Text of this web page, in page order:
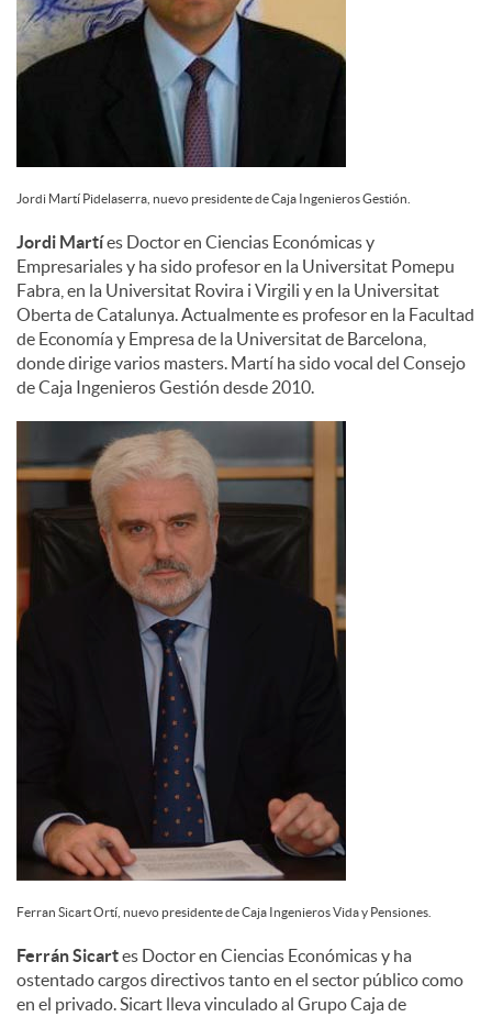
s
Jordi Martí Pidelaserra, nuevo presidente de Caja Ingenieros Gestión.
Jordi Martíes Doctor en Ciencias Económicas y
Empresariales y ha sido profesor en la Universitat Pomepu
Fabra, en la Universitat Rovira i Virgili y en la Universitat
Oberta de Catalunya. Actualmente es profesor en la Facultad
de Economía y Empresa de la Universitat de Barcelona,
donde dirige varios masters. Martí ha sido vocal del Consejo
de Caja Ingenieros Gestión desde 2010.
Ferran Sicart Ortí, nuevo presidente de Caja Ingenieros Vida y Pensiones.
Ferrán Sicartes Doctor en Ciencias Económicas y ha
ostentado cargos directivos tanto en el sector público como
en el privado. Sicart lleva vinculado al Grupo Caja de